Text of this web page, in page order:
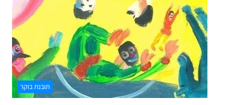
תובנת בוקר